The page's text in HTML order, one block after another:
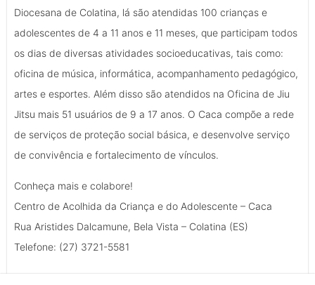
Diocesana de Colatina, lá são atendidas 100 crianças e
adolescentes de 4 a 11 anos e 11 meses, que participam todos
os dias de diversas atividades socioeducativas, tais como:
oficina de música, informática, acompanhamento pedagógico,
artes e esportes. Além disso são atendidos na Oficina de Jiu
Jitsu mais 51 usuários de 9 a 17 anos. O Caca compõe a rede
de serviços de proteção social básica, e desenvolve serviço
de convivência e fortalecimento de vínculos.
Conheça mais e colabore!
Centro de Acolhida da Criança e do Adolescente – Caca
Rua Aristides Dalcamune, Bela Vista – Colatina (ES)
Telefone: (27) 3721-5581